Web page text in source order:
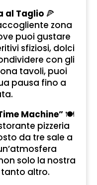
al Taglio🍕
zona
puoi gustare
sfiziosi, dolci
con gli
tavoli, puoi
pausa fino a
Machine”🍽️
pizzeria
da tre sale a
solo la nostra
altro.